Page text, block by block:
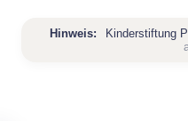
Hinweis:
Kinderstiftung